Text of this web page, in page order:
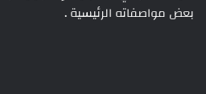
بعض مواصفاته الرئيسية .